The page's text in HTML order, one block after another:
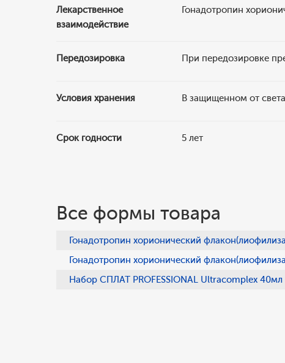
Лекарственное
взаимодействие
Гонадотропин
Передозировка При передозировке
Условия хранения В защищенном от
Срок годности 5 лет
Все формы товара
Гонадотропин хорионический
Гонадотропин хорионический
Набор СПЛАТ PROFESSIONAL Ultracomplex 40мл